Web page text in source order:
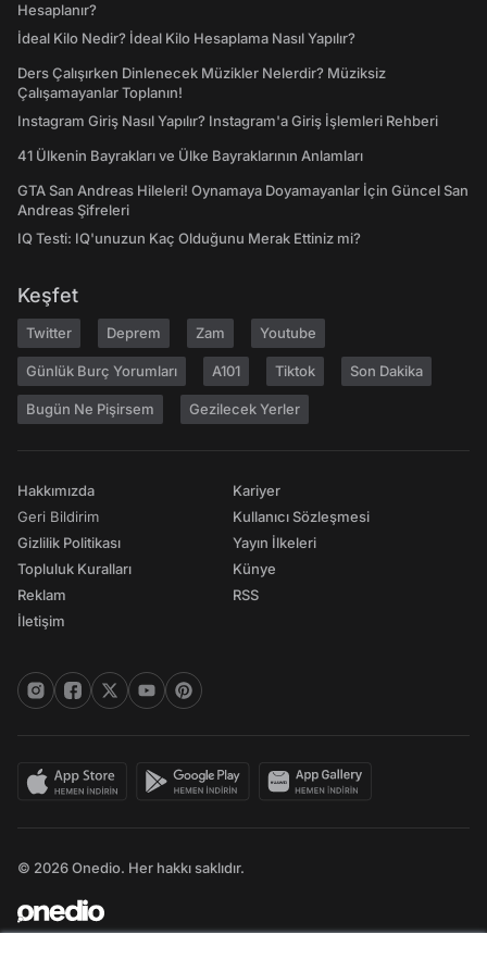
Hesaplanır?
İdeal Kilo Nedir? İdeal Kilo Hesaplama Nasıl Yapılır?
Ders Çalışırken Dinlenecek Müzikler Nelerdir? Müziksiz
Çalışamayanlar Toplanın!
Instagram Giriş Nasıl Yapılır? Instagram'a Giriş İşlemleri Rehberi
41 Ülkenin Bayrakları ve Ülke Bayraklarının Anlamları
GTA San Andreas Hileleri! Oynamaya Doyamayanlar İçin Güncel San
Andreas Şifreleri
IQ Testi: IQ'unuzun Kaç Olduğunu Merak Ettiniz mi?
Keşfet
Twitter Deprem Zam Youtube
Günlük Burç Yorumları A101 Tiktok Son Dakika
Bugün Ne Pişirsem Gezilecek Yerler
Hakkımızda
Geri Bildirim
Gizlilik Politikası
Topluluk Kuralları
Reklam
İletişim
Kariyer
Kullanıcı Sözleşmesi
Yayın İlkeleri
Künye
RSS
© 2026 Onedio. Her hakkı saklıdır.